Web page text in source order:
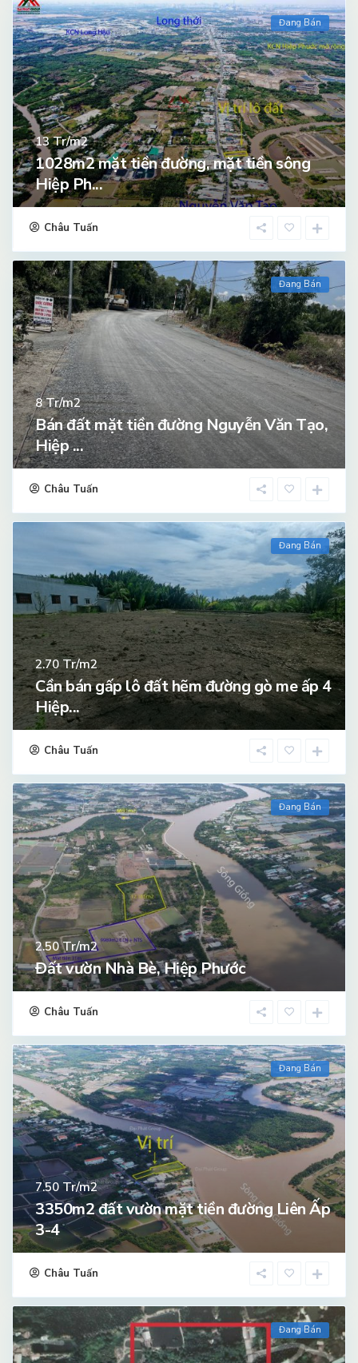
Đang Bán
13Tr/m2
1028m2 mặt tiền đường, mặt tiền sông
Hiệp Ph...
Châu Tuấn
Đang Bán
8Tr/m2
Bán đất mặt tiền đường Nguyễn Văn Tạo,
Hiệp ...
Châu Tuấn
Đang Bán
2.70Tr/m2
Cần bán gấp lô đất hẽm đường gò me ấp 4
Hiệp...
Châu Tuấn
Đang Bán
2.50Tr/m2
Đất vườn Nhà Bè, Hiệp Phước
Châu Tuấn
Đang Bán
7.50Tr/m2
3350m2 đất vườn mặt tiền đường Liên Ấp
3-4
Châu Tuấn
Đang Bán